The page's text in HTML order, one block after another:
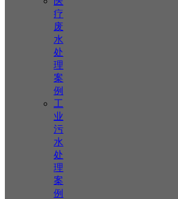
疗
废
水
处
理
案
例
工
业
污
水
处
理
案
例